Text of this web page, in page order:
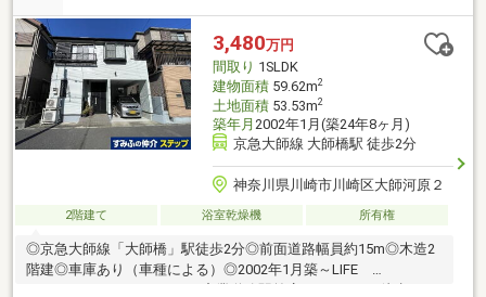
3,480万円
間取り 1SLDK
建物面積59.62m2
土地面積53.53m2
築年月 2002年1月(築24年8ヶ月)
京急大師線 大師橋駅 徒歩2分
神奈川県川崎市川崎区大師河原２
2階建て 浴室乾燥機 所有権
◎京急大師線「大師橋」駅徒歩2分◎前面道路幅員約15m◎木造2
階建◎車庫あり（車種による）◎2002年1月築～LIFE